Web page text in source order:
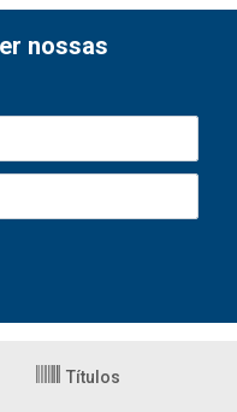
nossas
Títulos